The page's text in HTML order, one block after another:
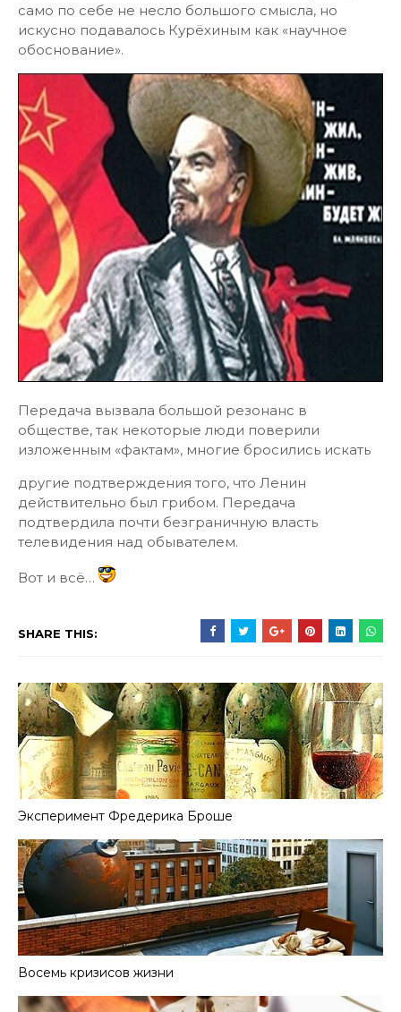
само по себе не несло большого смысла, но
искусно подавалось Курёхиным как «научное
обоснование».
Передача вызвала большой резонанс в
обществе, так некоторые люди поверили
изложенным «фактам», многие бросились искать
другие подтверждения того, что Ленин
действительно был грибом. Передача
подтвердила почти безграничную власть
телевидения над обывателем.
Вот и всё…
SHARE THIS:
Эксперимент Фредерика Броше
Восемь кризисов жизни